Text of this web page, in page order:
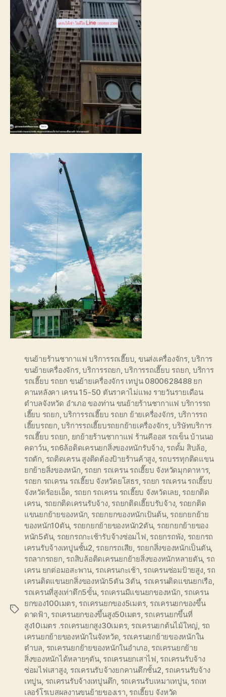
Tags
ขนย้ายร้านชากาแฟ บริการรถเฮี๊ยบ, ขนส่งเครื่องจักร,บริการ
ขนย้ายเครื่องจักร,บริการรถยก,บริการรถเฮี๊ยบ รถยก, บริการ
รถเฮี๊ยบ รถยก ขนย้ายเครื่องจักร เทปูน 0800628488 ยก
คานหลังคา เครน 15-50 ตันราคาไม่แพง รายวันรายเดือน
ตำบลจังหวัด อำเภอ ของท่าน ขนย้ายร้านชากาแฟ บริการรถ
เฮี๊ยบ รถยก,บริการรถเฮี๊ยบ รถยก ย้ายเครื่องจักร, บริการรถ
เฮี๊ยบรถยก,บริการรถเฮี๊ยบรถยกย้ายเครื่องจักร,บริษัทบริการ
รถเฮี๊ยบ รถยก, ยกย้ายร้านชากาแฟ ร้านคีออส รถเข็น บ้านนอ
คดาว์น, รถ6ล้อติดเครนยกสิ่งของหนักรับจ้าง, รถดั้ม สิบล้อ,
รถตัก, รถติดเครน สูงติดต้องป้ายร้านค้าสูง, รถบรรทุกติดแขน
ยกย้ายสิ่งของหนัก, รถยก รถเครน รถเฮี๊ยบ จังหวัดมุกดาหาร,
รถยก รถเครน รถเฮี๊ยบ จังหวัดยโสธร, รถยก รถเครน รถเฮี๊ยบ
จังหวัดร้อยเอ็ด, รถยก รถเครน รถเฮี๊ยบ จังหวัดเลย, รถยกติด
เครน, รถยกติดเครนรับจ้าง, รถยกติดเฮี๊ยบรับจ้าง, รถยกติด
แขนยกย้ายของหนัก, รถยกยกของหนักเป้นต้น, รถยกยกย้าย
ของหนัก10ตัน, รถยกยกย้ายของหนัก2ตัน, รถยกยกย้ายของ
หนัก5ตัน, รถยกรถกะเช้ารับจ้างซ่อมไฟ, รถยกรถพัง, รถยกรถ
เครนรับจ้างเทปูนชั้น2, รถยกรถเสีย, รถยกสิ่งของหนักเป็นตัน,
รถลากรถยก, รถสิบล้อติดเครนยกย้ายสิ่งของหนักหลายตัน, รถ
เครน ยกต่อมอสะพาน, รถเครนกะเช้า, รถเครนซ่อมป้ายสูง, รถ
เครนติดแขนยกสิ่งของหนัก5ตัน 3ตัน, รถเครนติดแขนยกเรือ,
รถเครนที่สูงเท่าตึก5ขั้น, รถเครนมีแขนยกของหนัก, รถเครน
ยกของ100เมตร, รถเครนยกของ5เมตร, รถเครนยกของขึ้น
ดาดฟ้า, รถเครนยกของขึ้นสูง50เมตร, รถเครนยกขึ้นที่
สูง10เมตร .รถเครนยกสูง30เมตร, รถเครนยกต้นไม้ใหญ่, รถ
เครนยกย้ายของหนักในจังหวัด, รถเครนยกย้ายของหนักใน
ตำบล, รถเครนยกย้ายของหนักในอำเภอ, รถเครนยกย้าย
สิ่งของหนักได้หลายๆตัน, รถเครนยกเสาไฟ, รถเครนรับจ้าง
ซ่อมไฟเสาสูง, รถเครนรับจ้างยกคานตึกชั้น2, รถเครนรับจ้าง
เทปูน, รถเครนรับจ้างเทปูนตึก, รถเครนรับเหมาเทปูน, รถเท
เลอร์โรเบสผลงานขนย้ายของเรา, รถเฮี๊ยบ จังหวัด